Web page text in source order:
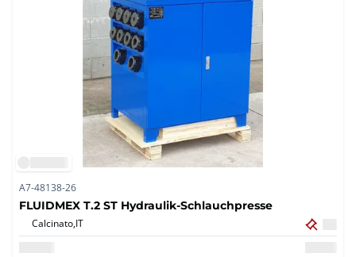
A7-48138-26
FLUIDMEX T.2 ST Hydraulik-Schlauchpresse
Calcinato,IT